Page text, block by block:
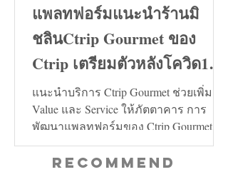
แพลทฟอร์มแนะนำร้านมิ
ชลินCtrip Gourmet ของ
Ctrip เตรียมตัวหลังโควิด19
คลี่คลาย
แนะนำบริการ Ctrip Gourmet ช่วยเพิ่ม
Value และ Service ให้ภัตตาคาร การ
พัฒนาแพลทฟอร์มของ Ctrip Gourmet จะ
ช่วยเพิ่มทั้งในด้าน Value และ...
Recommend